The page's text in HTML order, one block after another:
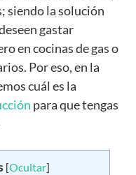
siendo la solución
gastar
en cocinas de gas o
Por eso, en la
cuál es la
para que tengas
[Ocultar]